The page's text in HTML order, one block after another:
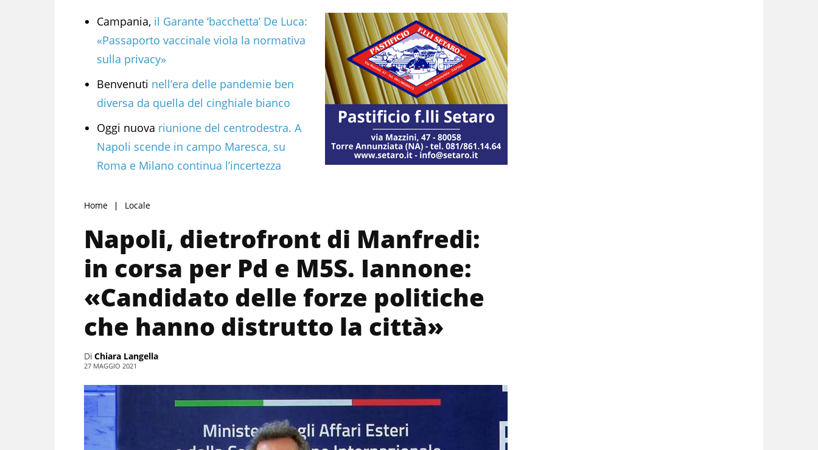
Campania, il Garante ‘bacchetta’ De Luca:
«Passaporto vaccinale viola la normativa
sulla privacy»
Benvenuti nell’era delle pandemie ben
diversa da quella del cinghiale bianco
Oggi nuova riunione del centrodestra. A
Napoli scende in campo Maresca, su
Roma e Milano continua l’incertezza
Home Locale
Napoli, dietrofront di Manfredi:
in corsa per Pd e M5S. Iannone:
«Candidato delle forze politiche
che hanno distrutto la città»
Di Chiara Langella
27 MAGGIO 2021